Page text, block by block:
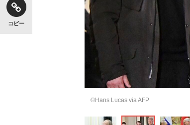
コピー
©Hans Lucas via AFP